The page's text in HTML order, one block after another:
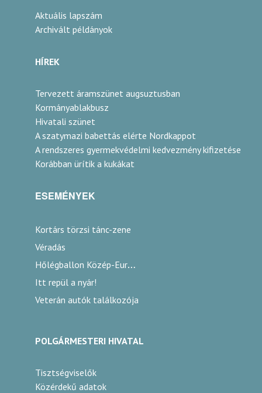
Aktuális lapszám
Archivált példányok
HÍREK
Tervezett áramszünet augsuztusban
Kormányablakbusz
Hivatali szünet
A szatymazi babettás elérte Nordkappot
A rendszeres gyermekvédelmi kedvezmény kifizetése
Korábban ürítik a kukákat
ESEMÉNYEK
Kortárs törzsi tánc-zene
Véradás
Hőlégballon Közép-Európa Kupa
Itt repül a nyár!
Veterán autók találkozója
POLGÁRMESTERI HIVATAL
Tisztségviselők
Közérdekű adatok